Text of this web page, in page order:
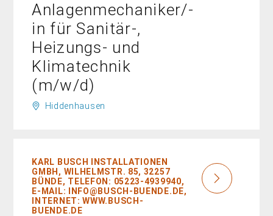
Anlagenmechaniker/-
in für Sanitär-,
Heizungs- und
Klimatechnik
(m/w/d)
Hiddenhausen
KARL BUSCH INSTALLATIONEN
GMBH, WILHELMSTR. 85, 32257
BÜNDE, TELEFON: 05223-4939940,
E-MAIL: INFO@BUSCH-BUENDE.DE,
INTERNET: WWW.BUSCH-
BUENDE.DE